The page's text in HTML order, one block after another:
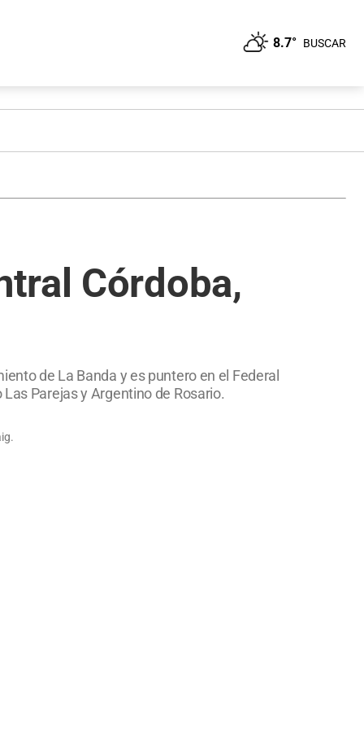
8.7° BUSCAR
Córdoba,
de La Banda y es puntero en el Federal
Parejas y Argentino de Rosario.